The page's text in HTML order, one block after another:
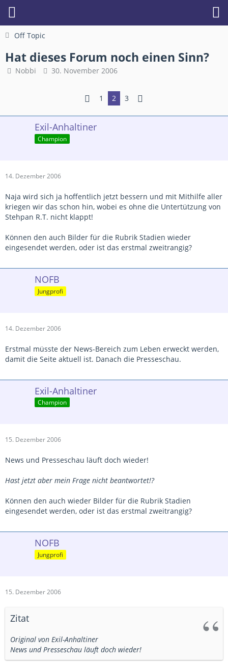
Off Topic
Hat dieses Forum noch einen Sinn?
Nobbi 30. November 2006
1 2 3
Exil-Anhaltiner
Champion
14. Dezember 2006
Naja wird sich ja hoffentlich jetzt bessern und mit Mithilfe aller
kriegen wir das schon hin, wobei es ohne die Untertützung von
Stehpan R.T. nicht klappt!
Können den auch Bilder für die Rubrik Stadien wieder
eingesendet werden, oder ist das erstmal zweitrangig?
NOFB
Jungprofi
14. Dezember 2006
Erstmal müsste der News-Bereich zum Leben erweckt werden,
damit die Seite aktuell ist. Danach die Presseschau.
Exil-Anhaltiner
Champion
15. Dezember 2006
News und Presseschau läuft doch wieder!
Hast jetzt aber mein Frage nicht beantwortet!?
Können den auch wieder Bilder für die Rubrik Stadien
eingesendet werden, oder ist das erstmal zweitrangig?
NOFB
Jungprofi
15. Dezember 2006
Zitat
Original von Exil-Anhaltiner
News und Presseschau läuft doch wieder!